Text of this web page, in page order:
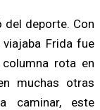
del deporte. Con
Frida fue
rota en
muchas otras
caminar, este